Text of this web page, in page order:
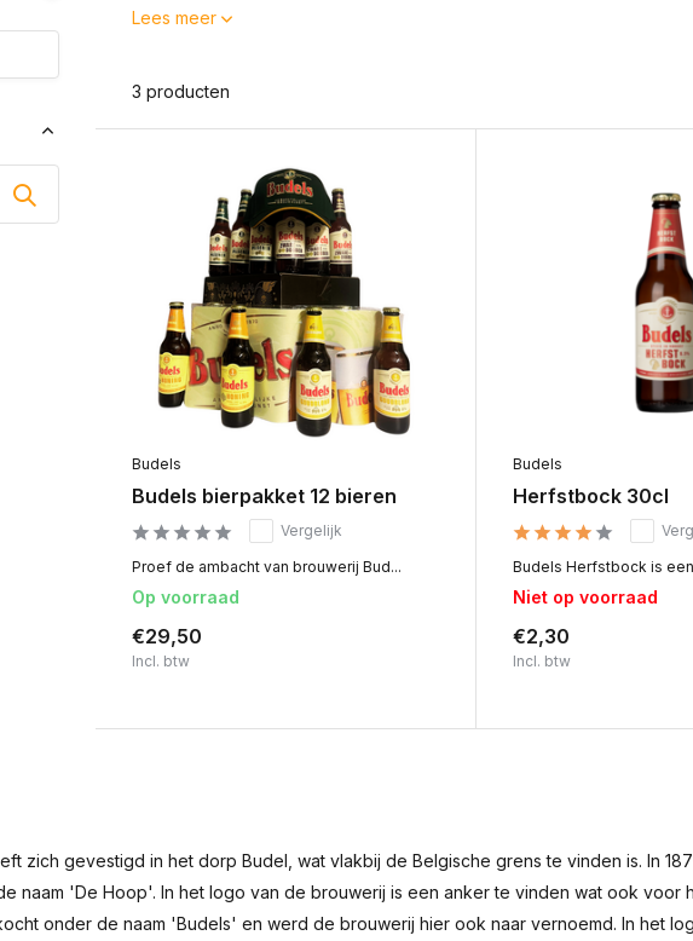
Lees meer
3 producten
Budels
Budels bierpakket 12 bieren
Vergelijk
Proef de ambacht van brouwerij Bud...
Op voorraad
€29,50
Incl. btw
Budels
Herfstbock 30cl
Budels Herfstbock is
Niet op voorraad
€2,30
Incl. btw
zich gevestigd in het dorp Budel, wat vlakbij de Belgische grens te vinden is. In
naam 'De Hoop'. In het logo van de brouwerij is een anker te vinden wat ook voor
onder de naam 'Budels' en werd de brouwerij hier ook naar vernoemd. In het